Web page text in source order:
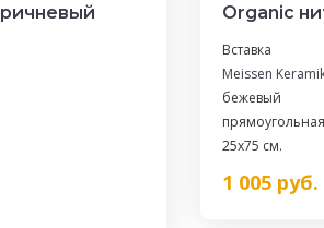
Organic
Вставка
Meissen
бежевый
прямоугольная
25x75 см.
1 005руб.